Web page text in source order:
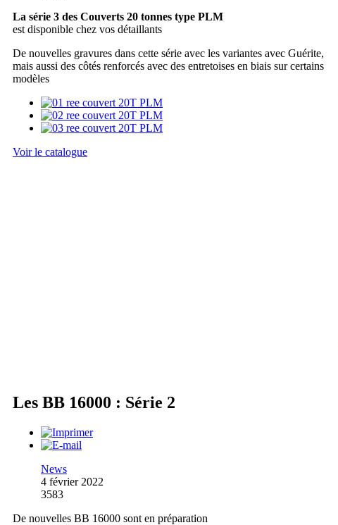
La série 3 des Couverts 20 tonnes type PLM
est disponible chez vos détaillants
De nouvelles gravures dans cette série avec les variantes avec Guérite,
mais aussi des côtés renforcés avec des entretoises en biais sur certains
modèles
Voir le catalogue
Les BB 16000 : Série 2
News
4 février 2022
3583
De nouvelles BB 16000 sont en préparation